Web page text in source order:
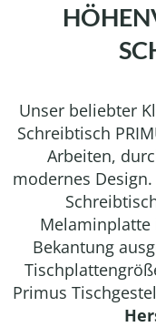
Unser beliebter
Schreibtisch
Arbeiten,
modernes Design.
Melaminplatte
Bekantung
Primus